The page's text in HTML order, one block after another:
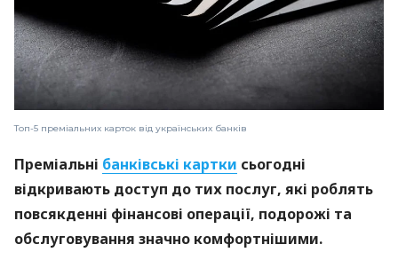
Топ-5 преміальних карток від українських банків
Преміальні банківські картки сьогодні
відкривають доступ до тих послуг, які роблять
повсякденні фінансові операції, подорожі та
обслуговування значно комфортнішими.